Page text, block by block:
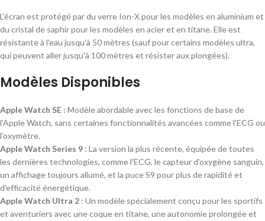
L'écran est protégé par du verre Ion-X pour les modèles en aluminium et
du cristal de saphir pour les modèles en acier et en titane. Elle est
résistante à l'eau jusqu'à 50 mètres (sauf pour certains modèles ultra,
qui peuvent aller jusqu'à 100 mètres et résister aux plongées).
Modèles Disponibles
Apple Watch SE : Modèle abordable avec les fonctions de base de
l'Apple Watch, sans certaines fonctionnalités avancées comme l'ECG ou
l'oxymètre.
Apple Watch Series 9 : La version la plus récente, équipée de toutes
les dernières technologies, comme l'ECG, le capteur d'oxygène sanguin,
un affichage toujours allumé, et la puce S9 pour plus de rapidité et
d'efficacité énergétique.
Apple Watch Ultra 2 : Un modèle spécialement conçu pour les sportifs
et aventuriers avec une coque en titane, une autonomie prolongée et